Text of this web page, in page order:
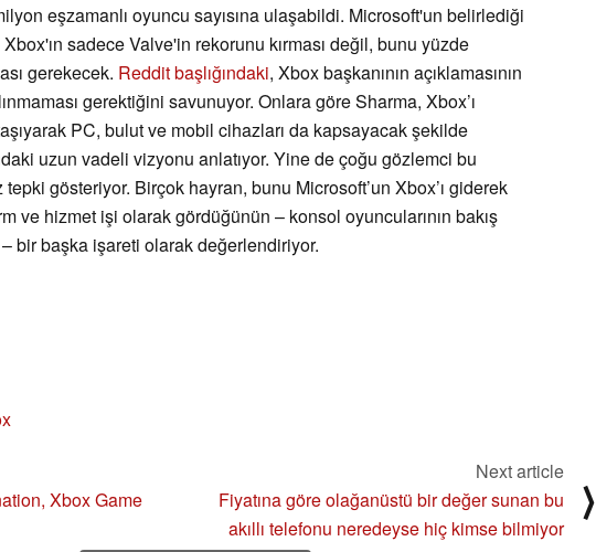
eşzamanlı oyuncu sayısına ulaşabildi. Microsoft'un belirlediği
sadece Valve'in rekorunu kırması değil, bunu yüzde
gerekecek. Reddit başlığındaki, Xbox başkanının açıklamasının
gerektiğini savunuyor. Onlara göre Sharma, Xbox’ı
PC, bulut ve mobil cihazları da kapsayacak şekilde
uzun vadeli vizyonu anlatıyor. Yine de çoğu gözlemci bu
gösteriyor. Birçok hayran, bunu Microsoft’un Xbox’ı giderek
ve hizmet işi olarak gördüğünün – konsol oyuncularının bakış
– bir başka işareti olarak değerlendiriyor.
Xbox Game
Next article
Fiyatına göre olağanüstü bir değer sunan bu
akıllı telefonu neredeyse hiç kimse bilmiyor
⟩